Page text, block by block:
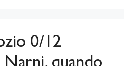
0/12